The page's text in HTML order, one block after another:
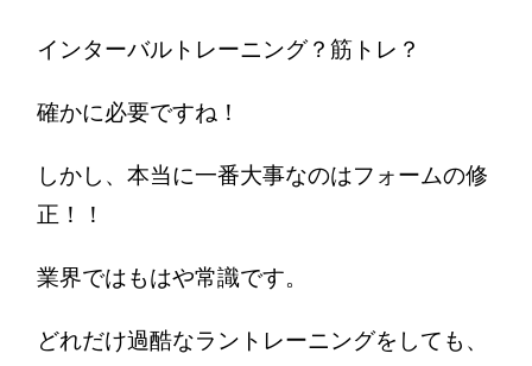
インターバルトレーニング？筋トレ？
確かに必要ですね！
しかし、本当に一番大事なのはフォームの修
正！！
業界ではもはや常識です。
どれだけ過酷なラントレーニングをしても、